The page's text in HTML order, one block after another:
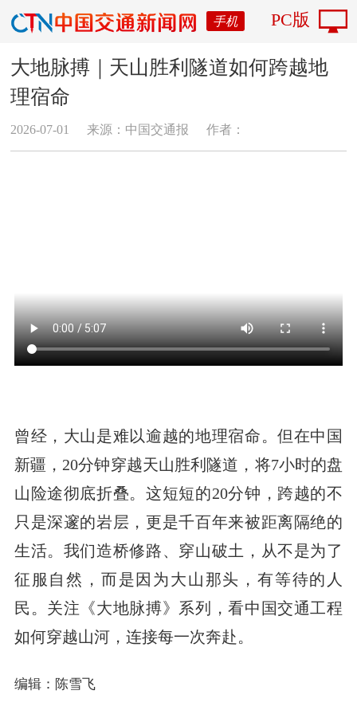
手机 PC版
大地脉搏｜天山胜利隧道如何跨越地
理宿命
2026-07-01 来源：中国交通报 作者：
曾经，大山是难以逾越的地理宿命。但在中国
新疆，20分钟穿越天山胜利隧道，将7小时的盘
山险途彻底折叠。这短短的20分钟，跨越的不
只是深邃的岩层，更是千百年来被距离隔绝的
生活。我们造桥修路、穿山破土，从不是为了
征服自然，而是因为大山那头，有等待的人
民。关注《大地脉搏》系列，看中国交通工程
如何穿越山河，连接每一次奔赴。
编辑：陈雪飞